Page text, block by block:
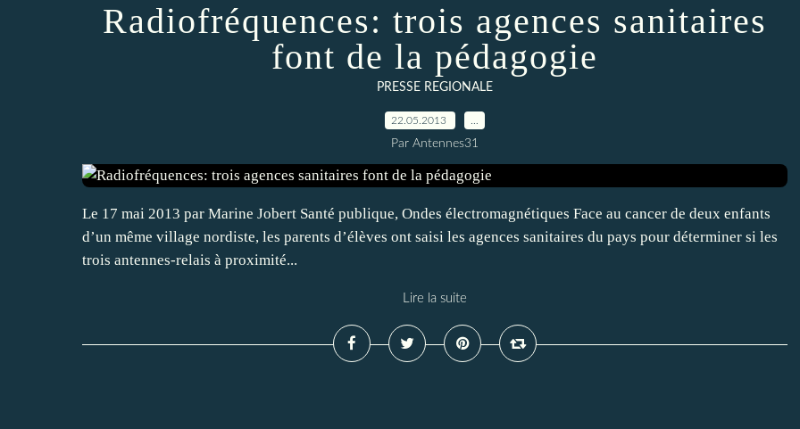
Radiofréquences: trois agences sanitaires
font de la pédagogie
PRESSE REGIONALE
22.05.2013
Par Antennes31
Le 17 mai 2013 par Marine Jobert Santé publique, Ondes électromagnétiques Face au cancer de deux enfants
d’un même village nordiste, les parents d’élèves ont saisi les agences sanitaires du pays pour déterminer si les
trois antennes-relais à proximité...
Lire la suite